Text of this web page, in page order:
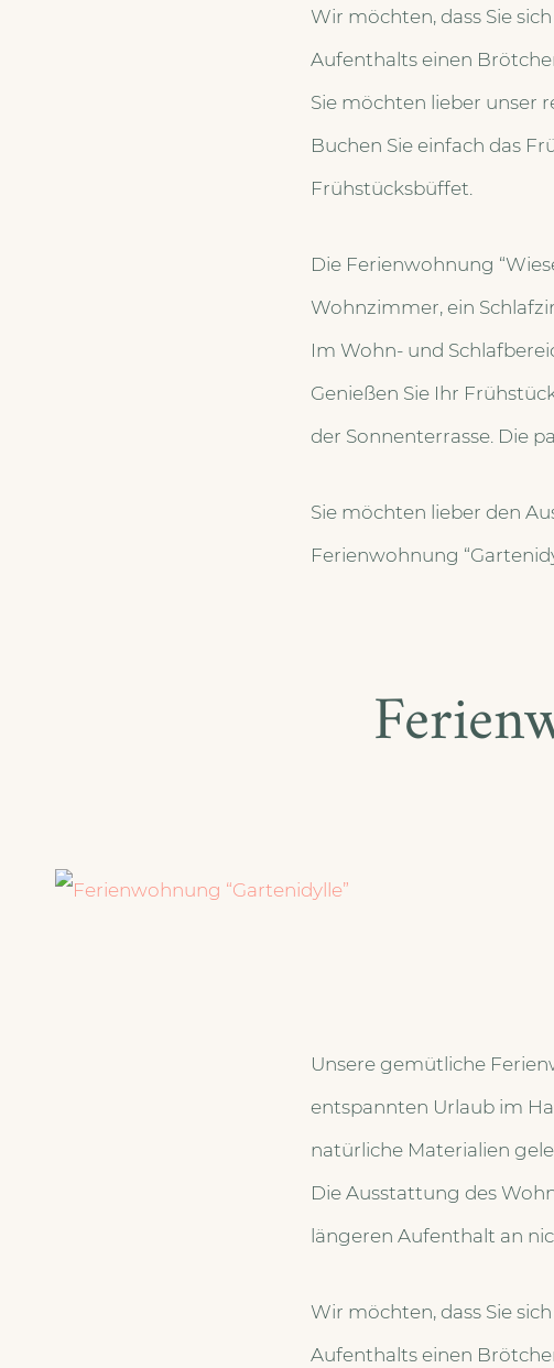
Wir möchten, dass Sie
Aufenthalts einen
Sie möchten lieber unser
Buchen Sie einfach das
Frühstücksbüffet.
Die Ferienwohnung
Wohnzimmer, ein
Im Wohn- und
Genießen Sie Ihr
der Sonnenterrasse. Die
Sie möchten lieber den
Ferienwohnung
Unsere gemütliche
entspannten Urlaub im
natürliche Materialien
Die Ausstattung des
längeren Aufenthalt an
Wir möchten, dass Sie
Aufenthalts einen